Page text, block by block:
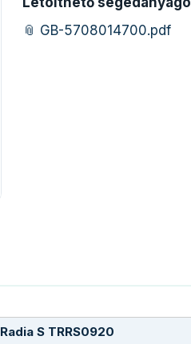
📎 GB-5708014700.pdf
Radia S TRRS0920